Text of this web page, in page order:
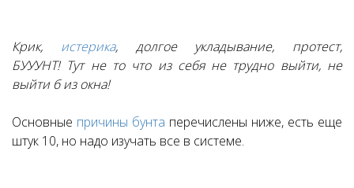
Крик, истерика, долгое укладывание, протест,
БУУУНТ! Тут не то что из себя не трудно выйти, не
выйти б из окна!
Основные причины бунта перечислены ниже, есть еще
штук 10, но надо изучать все в системе.